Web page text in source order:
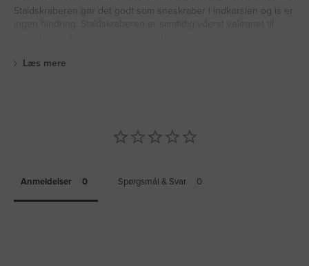
Staldskraberen gør det godt som sneskraber i indkørslen og is er
Læs mere
Anmeldelser Spørgsmål & Svar